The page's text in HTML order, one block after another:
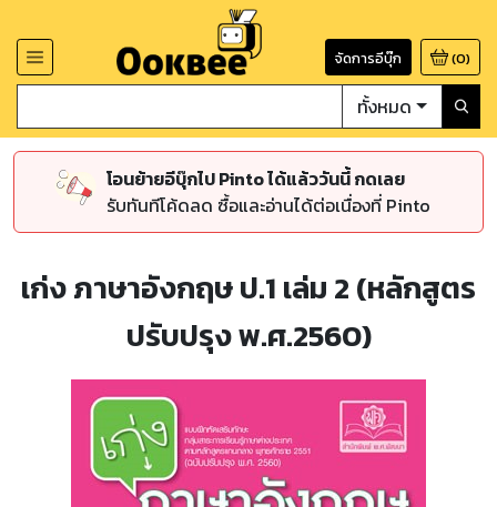
จัดการอีบุ๊ก (0)
ทั้งหมด
โอนย้ายอีบุ๊กไป Pinto ได้แล้ววันนี้ กดเลย
รับทันทีโค้ดลด ซื้อและอ่านได้ต่อเนื่องที่ Pinto
เก่ง ภาษาอังกฤษ ป.1 เล่ม 2 (หลักสูตร
ปรับปรุง พ.ศ.2560)